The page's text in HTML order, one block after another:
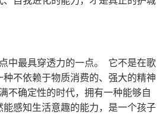
中最具穿透力的一点。 它不是在歌
不依赖于物质消费的、强大的精神
不确定性的时代，拥有一种能够自
能感知生活意趣的能力，是一个孩子